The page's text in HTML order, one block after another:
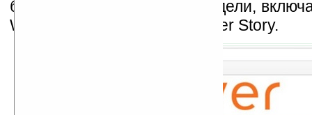
будут представлены две модели,
Wi-Fi: iriver Story и iriver Cover Story.